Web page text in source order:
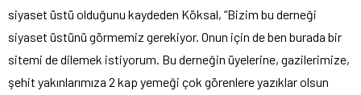
siyaset üstü olduğunu kaydeden Köksal, “Bizim bu derneği
siyaset üstünü görmemiz gerekiyor. Onun için de ben burada bir
sitemi de dilemek istiyorum. Bu derneğin üyelerine, gazilerimize,
şehit yakınlarımıza 2 kap yemeği çok görenlere yazıklar olsun